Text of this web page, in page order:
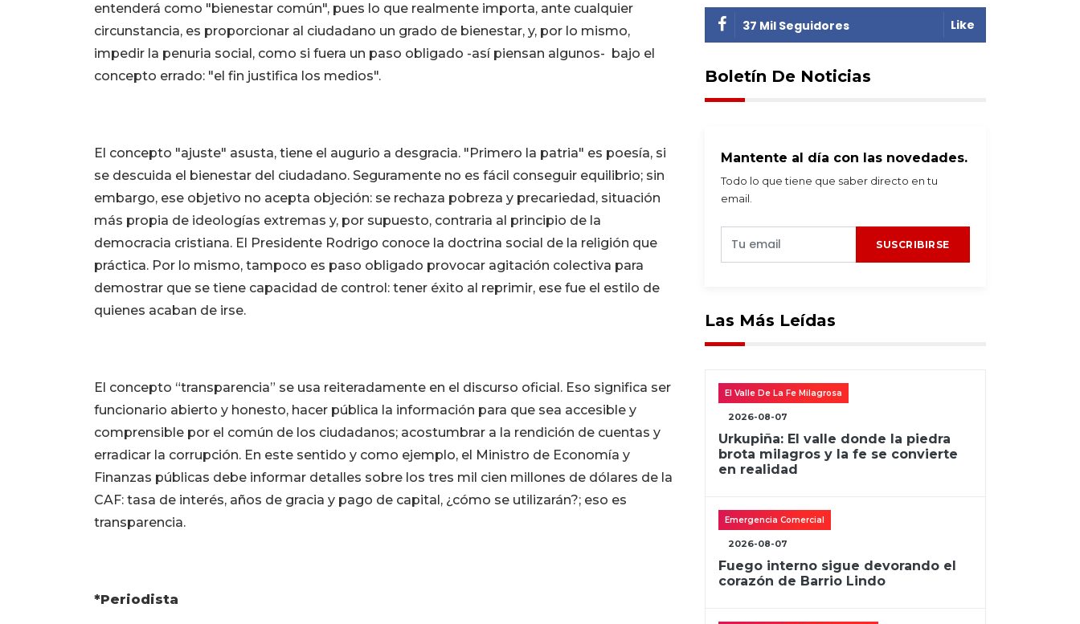
entenderá como "bienestar común", pues lo que realmente importa, ante cualquier
circunstancia, es proporcionar al ciudadano un grado de bienestar, y, por lo mismo,
impedir la penuria social, como si fuera un paso obligado -así piensan algunos- bajo el
concepto errado: "el fin justifica los medios".
El concepto "ajuste" asusta, tiene el augurio a desgracia. "Primero la patria" es poesía, si
se descuida el bienestar del ciudadano. Seguramente no es fácil conseguir equilibrio; sin
embargo, ese objetivo no acepta objeción: se rechaza pobreza y precariedad, situación
más propia de ideologías extremas y, por supuesto, contraria al principio de la
democracia cristiana. El Presidente Rodrigo conoce la doctrina social de la religión que
práctica. Por lo mismo, tampoco es paso obligado provocar agitación colectiva para
demostrar que se tiene capacidad de control: tener éxito al reprimir, ese fue el estilo de
quienes acaban de irse.
El concepto “transparencia” se usa reiteradamente en el discurso oficial. Eso significa ser
funcionario abierto y honesto, hacer pública la información para que sea accesible y
comprensible por el común de los ciudadanos; acostumbrar a la rendición de cuentas y
erradicar la corrupción. En este sentido y como ejemplo, el Ministro de Economía y
Finanzas públicas debe informar detalles sobre los tres mil cien millones de dólares de la
CAF: tasa de interés, años de gracia y pago de capital, ¿cómo se utilizarán?; eso es
transparencia.
*Periodista
37 Mil Seguidores Like
Boletín De Noticias
Mantente al día con las novedades.
Todo lo que tiene que saber directo en tu
email.
SUSCRIBIRSE
Las Más Leídas
El Valle De La Fe Milagrosa
2026-08-07
Urkupiña: El valle donde la piedra
brota milagros y la fe se convierte
en realidad
Emergencia Comercial
2026-08-07
Fuego interno sigue devorando el
corazón de Barrio Lindo